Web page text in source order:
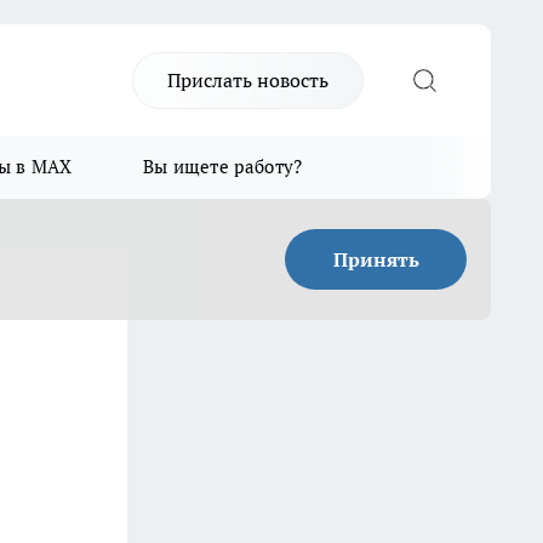
Прислать новость
в MAX Вы ищете работу?
Принять